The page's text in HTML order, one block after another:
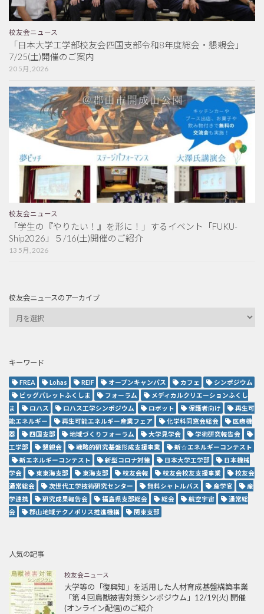
校友会ニュース
「日本大学工学部校友会四国支部令和8年度総会・懇親会」
7/25(土)開催のご案内
20 5月, 2026
校友会ニュース
「学生の『やりたい！』を形に！」するイベント「FUKU-
Ship2026」５/16(土)開催のご紹介
13 5月, 2026
校友会ニュースのアーカイブ
キーワード
FREA Lohas REIF オープンキャンパス カフェ
シンポジウム
ビッグパレットふくしま
フォーラム
メディカルクリエーションふくし
ま
ロハス ロハス工学シンポジウム ロボット 保護者向け
再生可
能エネルギー
再生可能エネルギー産業フェア 化学科同窓会総会
医療機
器
四国支部 地域づくりフォーラム 大学見学会
学術研究報告会
工学部
懇親会 戦略的研究基盤形成支援事業
新☆エネルギーコンテスト
新エネルギーコンテスト
新型コロナ対策 日本大学工学部
日本機械
学会
東東海支部 東海支部 校友会報 校友会校友支援事業
校友会
通常総会
次世代工学技術研究センター 無料シャトルバス 産学官
産
学連携
研究成果報告会 福島県支部総会 総会 航空宇宙
通常総
会
郡山地域テクノポリス推進機構 関東支部
人気の記事
校友会ニュース
大学等の「復興知」を活用した人材育成基盤構築事業
「第４回鳥獣被害対策シンポジウム」12/19(火) 開催
(オンライン配信)のご紹介